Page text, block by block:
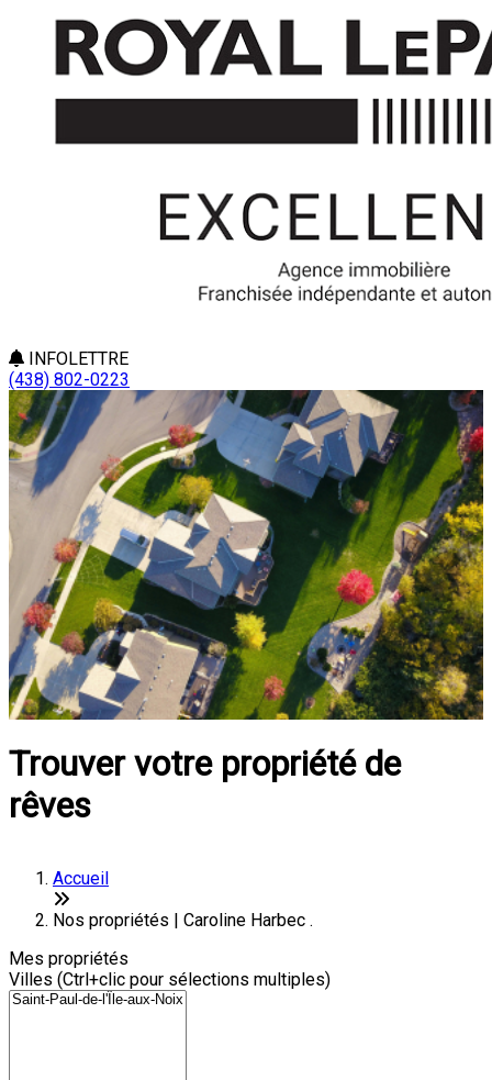
INFOLETTRE
(438) 802-0223
Trouver votre propriété de
rêves
Accueil
Nos propriétés | Caroline Harbec .
Mes propriétés
Villes (Ctrl+clic pour sélections multiples)